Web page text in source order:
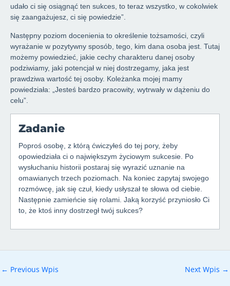
udało ci się osiągnąć ten sukces, to teraz wszystko, w cokolwiek
się zaangażujesz, ci się powiedzie”.
Następny poziom docenienia to określenie tożsamości, czyli
wyrażanie w pozytywny sposób, tego, kim dana osoba jest. Tutaj
możemy powiedzieć, jakie cechy charakteru danej osoby
podziwiamy, jaki potencjał w niej dostrzegamy, jaka jest
prawdziwa wartość tej osoby. Koleżanka mojej mamy
powiedziała: „Jesteś bardzo pracowity, wytrwały w dążeniu do
celu”.
Zadanie
Poproś osobę, z którą ćwiczyłeś do tej pory, żeby
opowiedziała ci o największym życiowym sukcesie. Po
wysłuchaniu historii postaraj się wyrazić uznanie na
omawianych trzech poziomach. Na koniec zapytaj swojego
rozmówcę, jak się czuł, kiedy usłyszał te słowa od ciebie.
Następnie zamieńcie się rolami. Jaką korzyść przyniosło Ci
to, że ktoś inny dostrzegł twój sukces?
Post
← Previous Wpis Next Wpis →